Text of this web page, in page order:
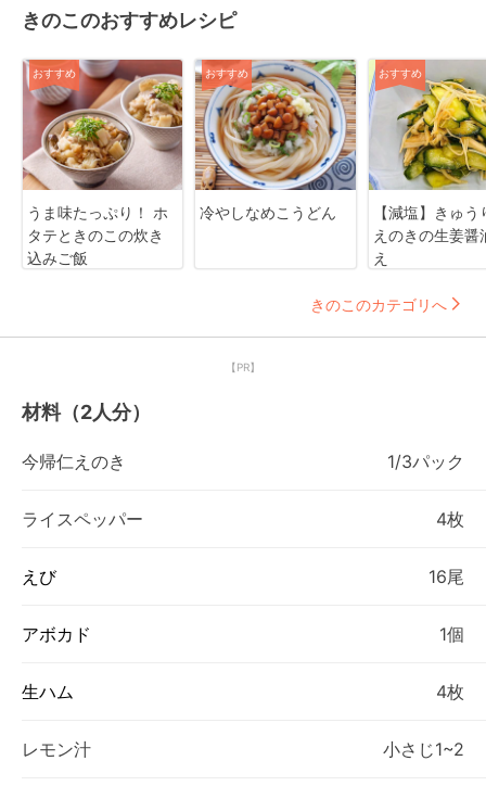
きのこのおすすめレシピ
おすすめ
うま味たっぷり！ ホ
タテときのこの炊き
込みご飯
おすすめ
冷やしなめこうどん
おすすめ
【減塩】きゅう
えのきの生姜醤
え
きのこのカテゴリへ
【PR】
材料（2人分）
今帰仁えのき 1/3パック
ライスペッパー 4枚
えび 16尾
アボカド 1個
生ハム 4枚
レモン汁 小さじ1~2